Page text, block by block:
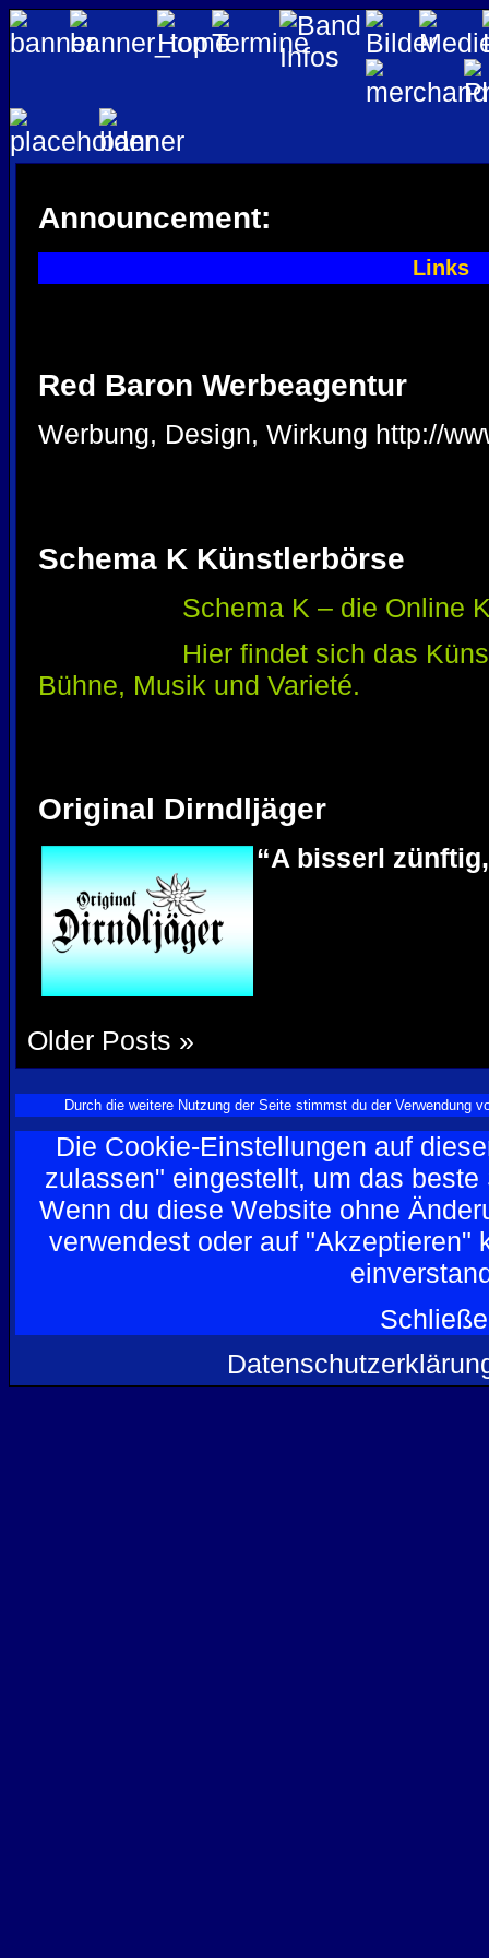
Announcement:
Links
Red Baron Werbeagentur
Werbung, Design, Wirkung http://
Schema K Künstlerbörse
Schema K – die Online
Hier findet sich das
Bühne, Musik und Varieté.
Original Dirndljäger
“A bisserl
Older Posts »
Durch die weitere Nutzung der Seite stimmst du der Verwendung
Die Cookie-Einstellungen auf
zulassen" eingestellt, um das
Wenn du diese Website ohne
verwendest oder auf "Akzeptieren"